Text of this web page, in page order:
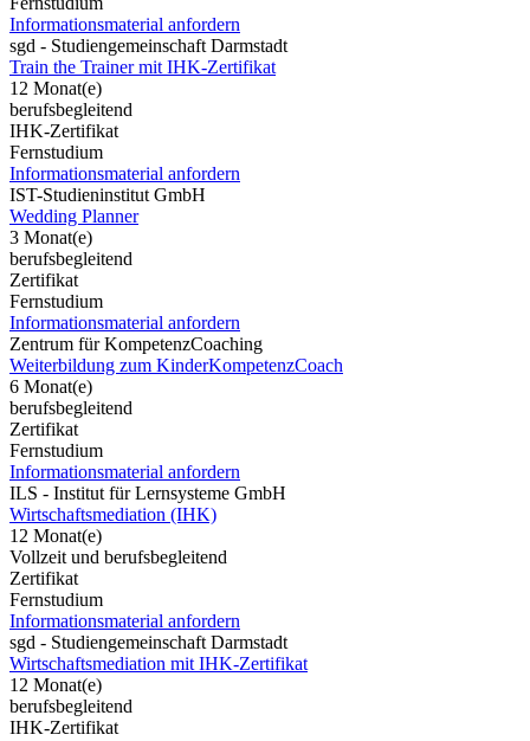
Informationsmaterial anfordern
sgd - Studiengemeinschaft Darmstadt
Train the Trainer mit IHK-Zertifikat
12 Monat(e)
berufsbegleitend
IHK-Zertifikat
Fernstudium
Informationsmaterial anfordern
IST-Studieninstitut GmbH
Wedding Planner
3 Monat(e)
berufsbegleitend
Zertifikat
Fernstudium
Informationsmaterial anfordern
Zentrum für KompetenzCoaching
Weiterbildung zum KinderKompetenzCoach
6 Monat(e)
berufsbegleitend
Zertifikat
Fernstudium
Informationsmaterial anfordern
ILS - Institut für Lernsysteme GmbH
Wirtschaftsmediation (IHK)
12 Monat(e)
Vollzeit und berufsbegleitend
Zertifikat
Fernstudium
Informationsmaterial anfordern
sgd - Studiengemeinschaft Darmstadt
Wirtschaftsmediation mit IHK-Zertifikat
12 Monat(e)
berufsbegleitend
IHK-Zertifikat